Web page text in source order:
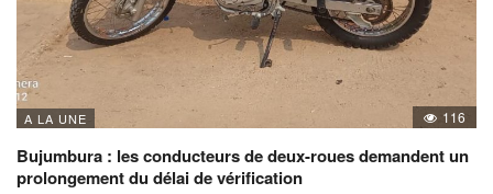
A LA UNE 116
Bujumbura : les conducteurs de deux-roues demandent un
prolongement du délai de vérification